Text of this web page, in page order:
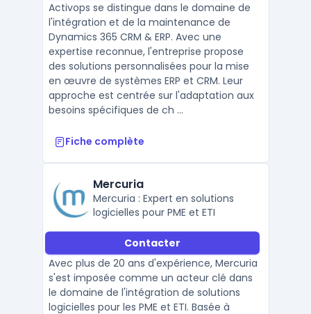
Activops se distingue dans le domaine de
l'intégration et de la maintenance de
Dynamics 365 CRM & ERP. Avec une
expertise reconnue, l'entreprise propose
des solutions personnalisées pour la mise
en œuvre de systèmes ERP et CRM. Leur
approche est centrée sur l'adaptation aux
besoins spécifiques de ch ...
Fiche complète
Mercuria
Mercuria : Expert en solutions
logicielles pour PME et ETI
Contacter
Avec plus de 20 ans d'expérience, Mercuria
s'est imposée comme un acteur clé dans
le domaine de l'intégration de solutions
logicielles pour les PME et ETI. Basée à